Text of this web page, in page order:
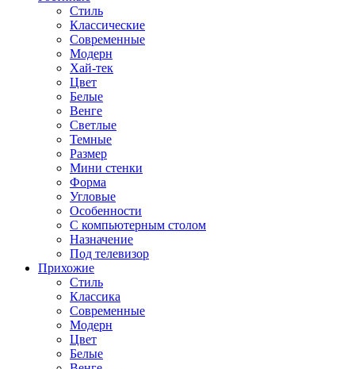
Стиль
Классические
Современные
Модерн
Хай-тек
Цвет
Белые
Венге
Светлые
Темные
Размер
Мини стенки
Форма
Угловые
Особенности
С компьютерным столом
Назначение
Под телевизор
Прихожие
Стиль
Классика
Современные
Модерн
Цвет
Белые